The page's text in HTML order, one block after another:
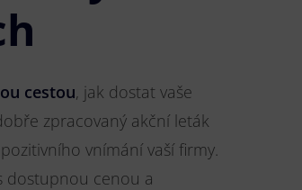
cestou, jak dostat vaše
zpracovaný akční leták
vnímání vaší firmy.
dostupnou cenou a